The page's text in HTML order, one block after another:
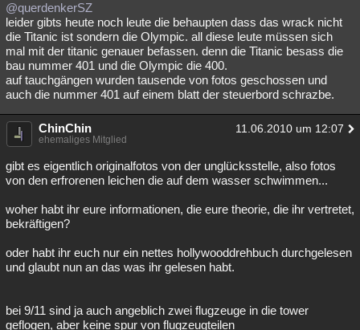
@querdenkerSZ
leider gibts heute noch leute die behaupten dass das wrack nicht
die Titanic ist sondern die Olympic. all diese leute müssen sich
mal mit der titanic genauer befassen. denn die Titanic besass die
bau nummer 401 und die Olympic die 400.
auf tauchgängen wurden tausende von fotos geschossen und
auch die nummer 401 auf einem blatt der steuerbord schrazbe.
ChinChin 11.06.2010 um 12:07
ehemaliges Mitglied
gibt es eigentlich originalfotos von der unglücksstelle, also fotos
von den erfrorenen leichen die auf dem wasser schwimmen...
woher habt ihr eure informationen, die eure theorie, die ihr vertretet,
bekräftigen?
oder habt ihr euch nur ein nettes hollywooddrehbuch durchgelesen
und glaubt nun an das was ihr gelesen habt.
bei 9/11 sind ja auch angeblich zwei flugzeuge in die tower
geflogen, aber keine spur von flugzeugteilen